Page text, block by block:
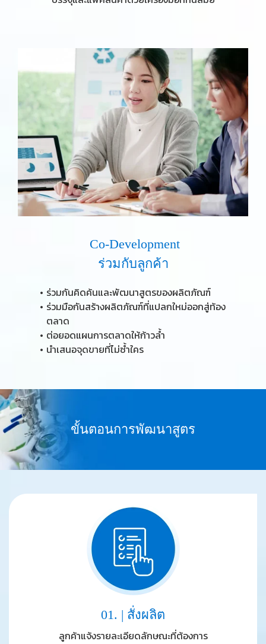
​ Co-Development
ร่วมกับลูกค้า
ร่วมกันคิดค้นและพัฒนาสูตรของผลิตภัณฑ์
ร่วมมือกันสร้างผลิตภัณฑ์ที่แปลกใหม่ออกสู่ท้อง
ตลาด
ต่อยอดแผนการตลาดให้ก้าวล้ำ
นำเสนอจุดขายที่ไม่ซ้ำใคร
ขั้นตอนการพัฒนาสูตร
01. | สั่งผลิต
ลูกค้าแจ้งรายละเอียดลักษณะที่ต้องการ